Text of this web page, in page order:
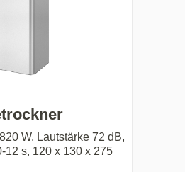
W, Lautstärke 72 dB,
12 s, 120 x 130 x 275